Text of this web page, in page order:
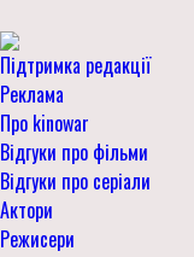
Підтримка редакції
Реклама
Про kinowar
Відгуки про фільми
Відгуки про серіали
Актори
Режисери